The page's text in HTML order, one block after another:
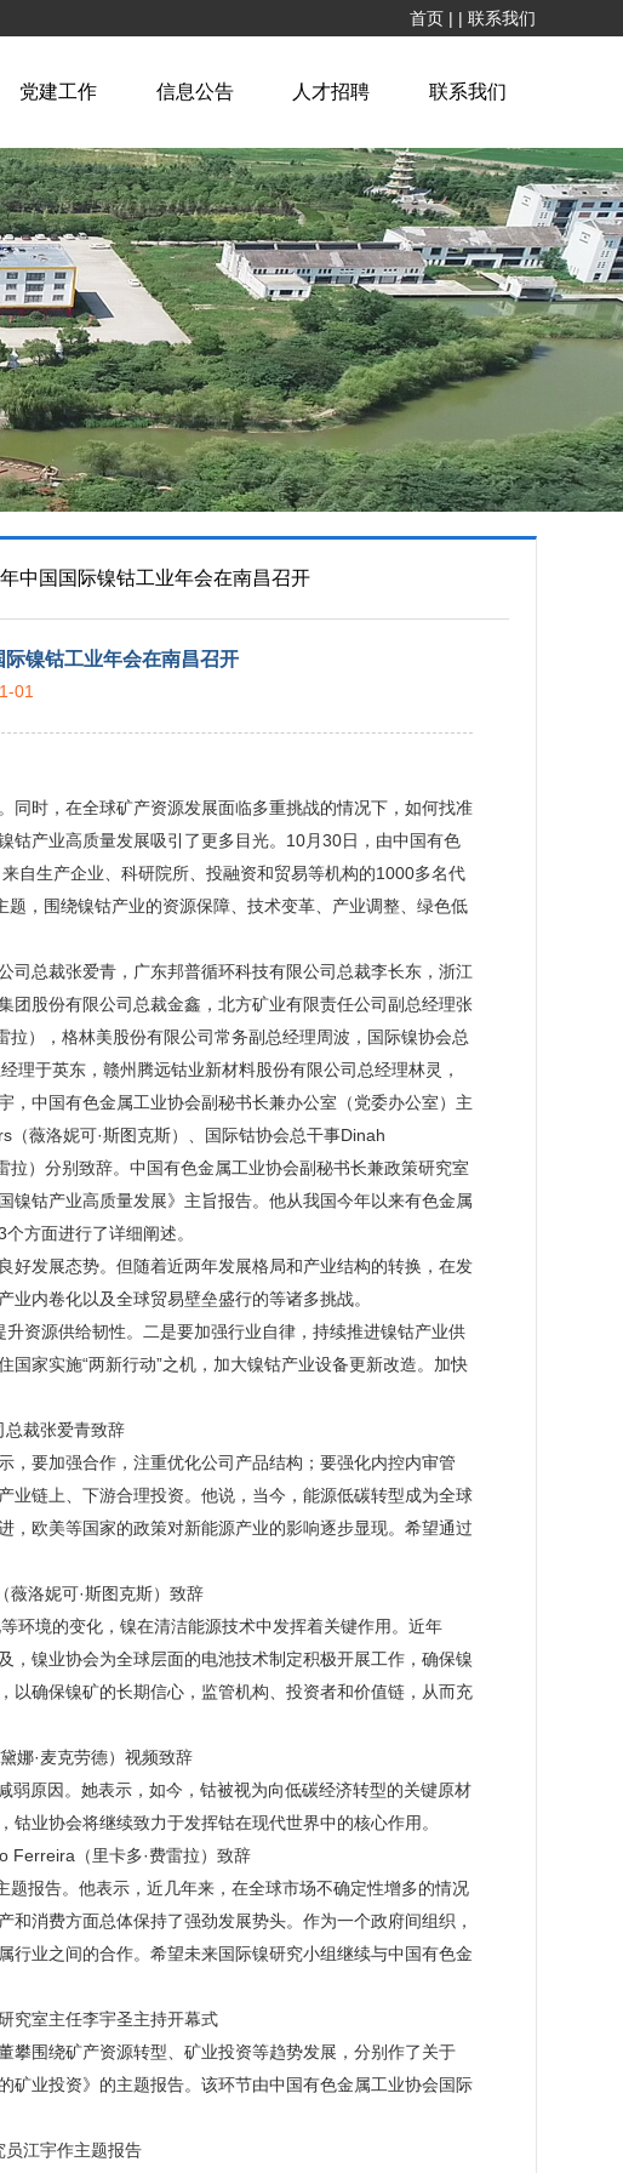
首页 | | 联系我们
党建工作 信息公告 人才招聘 联系我们
中国国际镍钴工业年会在南昌召开
镍钴工业年会在南昌召开
01
同时，在全球矿产资源发展面临多重挑战的情况下，如何找准
钴产业高质量发展吸引了更多目光。10月30日，由中国有色
自生产企业、科研院所、投融资和贸易等机构的1000多名代
，围绕镍钴产业的资源保障、技术变革、产业调整、绿色低
总裁张爱青，广东邦普循环科技有限公司总裁李长东，浙江
团股份有限公司总裁金鑫，北方矿业有限责任公司副总经理张
），格林美股份有限公司常务副总经理周波，国际镍协会总
理于英东，赣州腾远钴业新材料股份有限公司总经理林灵，
，中国有色金属工业协会副秘书长兼办公室（党委办公室）主
薇洛妮可·斯图克斯）、国际钴协会总干事Dinah
）分别致辞。中国有色金属工业协会副秘书长兼政策研究室
镍钴产业高质量发展》主旨报告。他从我国今年以来有色金属
方面进行了详细阐述。
好发展态势。但随着近两年发展格局和产业结构的转换，在发
内卷化以及全球贸易壁垒盛行的等诸多挑战。
资源供给韧性。二是要加强行业自律，持续推进镍钴产业供
家实施“两新行动”之机，加大镍钴产业设备更新改造。加快
总裁张爱青致辞
，要加强合作，注重优化公司产品结构；要强化内控内审管
业链上、下游合理投资。他说，当今，能源低碳转型成为全球
欧美等国家的政策对新能源产业的影响逐步显现。希望通过
薇洛妮可·斯图克斯）致辞
环境的变化，镍在清洁能源技术中发挥着关键作用。近年
镍业协会为全球层面的电池技术制定积极开展工作，确保镍
以确保镍矿的长期信心，监管机构、投资者和价值链，从而充
娜·麦克劳德）视频致辞
弱原因。她表示，如今，钴被视为向低碳经济转型的关键原材
业协会将继续致力于发挥钴在现代世界中的核心作用。
Ferreira（里卡多·费雷拉）致辞
报告。他表示，近几年来，在全球市场不确定性增多的情况
消费方面总体保持了强劲发展势头。作为一个政府间组织，
业之间的合作。希望未来国际镍研究小组继续与中国有色金
究室主任李宇圣主持开幕式
攀围绕矿产资源转型、矿业投资等趋势发展，分别作了关于
矿业投资》的主题报告。该环节由中国有色金属工业协会国际
员江宇作主题报告